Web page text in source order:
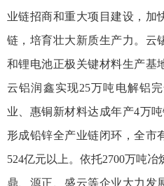
业链招商和重大项目建设，加
链，培育壮大新质生产力。云
和锂电池正极关键材料生产基
云铝润鑫实现25万吨电解铝
业、惠铜新材料达成年产4万
形成铅锌全产业链闭环，全市
524亿元以上。依托2700万吨
鼎、源正、盛云等企业大力发